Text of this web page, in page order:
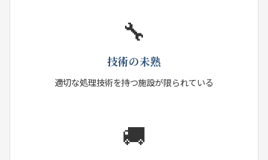
🔧
技術の未熟
適切な処理技術を持つ施設が限られている
🚚